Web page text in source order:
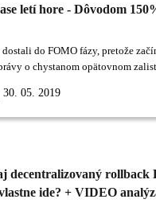
letí hore - Dôvodom
30. 05. 2019
do FOMO fázy, pretože
o chystanom opätovnom
hodnotu tejto kryptomeny
decentralizovaný rollback
ide? + VIDEO